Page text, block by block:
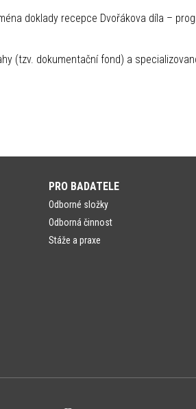
doklady recepce Dvořákova díla –
(tzv. dokumentační fond) a
PRO BADATELE
Odborné složky
Odborná činnost
Stáže a praxe